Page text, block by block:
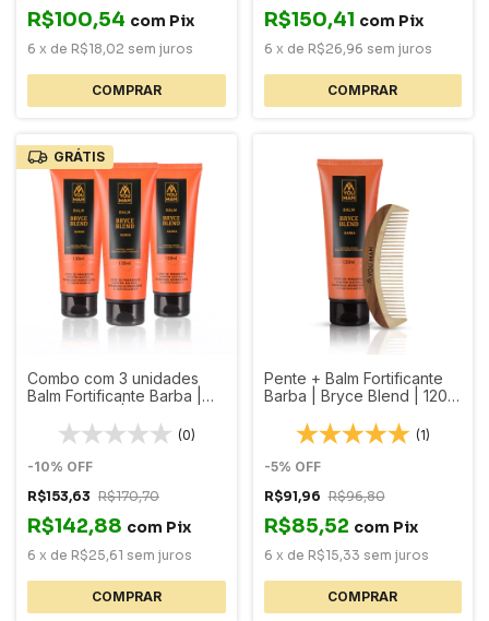
R$100,54 com Pix
6 x de R$18,02 sem juros
R$150,41 com Pix
6 x de R$26,96 sem juros
GRÁTIS
Combo com 3 unidades
Balm Fortificante Barba |
(0)
-10% OFF
R$153,63 R$170,70
R$142,88 com Pix
6 x de R$25,61 sem juros
Pente + Balm Fortificante
Barba | Bryce Blend | 120
(1)
-5% OFF
R$91,96 R$96,80
R$85,52 com Pix
6 x de R$15,33 sem juros